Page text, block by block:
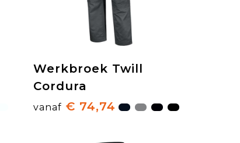
Werkbroek Twill
Cordura
vanaf € 74,74